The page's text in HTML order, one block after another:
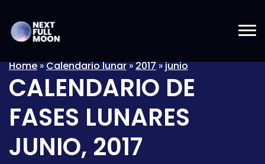
Home»Calendario lunar»2017»junio
CALENDARIO DE
FASES LUNARES
JUNIO, 2017